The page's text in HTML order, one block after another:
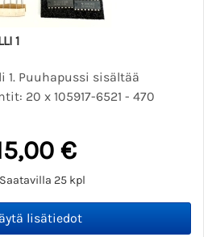
1
Puuhapussi sisältää
20 x 105917-6521 - 470
€
25 kpl